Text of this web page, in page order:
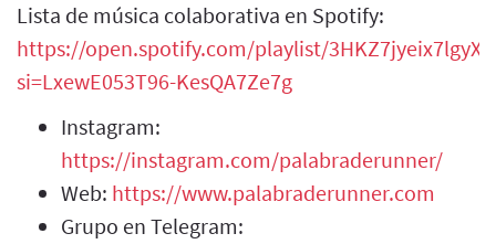
Lista de música colaborativa en Spotify:
https://open.spotify.com/playlist/
si=LxewE053T96-KesQA7Ze7g
Instagram:
https://instagram.com/palabraderunner/
Web: https://www.palabraderunner.com
Grupo en Telegram: